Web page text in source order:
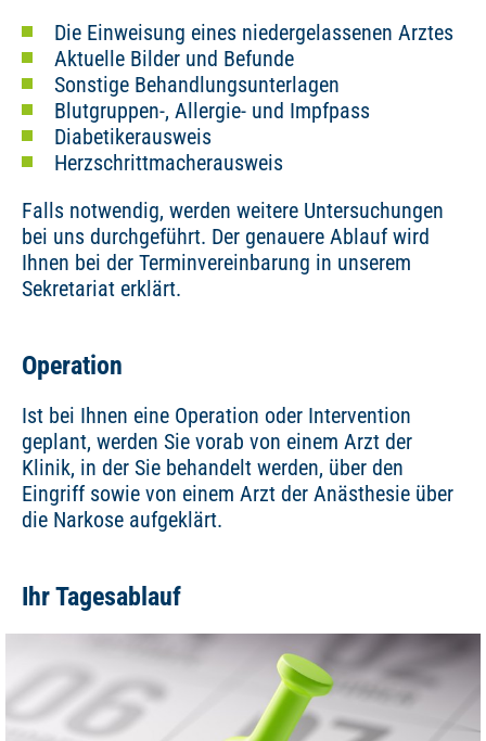
Die Einweisung eines niedergelassenen Arztes
Aktuelle Bilder und Befunde
Sonstige Behandlungsunterlagen
Blutgruppen-, Allergie- und Impfpass
Diabetikerausweis
Herzschrittmacherausweis
Falls notwendig, werden weitere Untersuchungen
bei uns durchgeführt. Der genauere Ablauf wird
Ihnen bei der Terminvereinbarung in unserem
Sekretariat erklärt.
Operation
Ist bei Ihnen eine Operation oder Intervention
geplant, werden Sie vorab von einem Arzt der
Klinik, in der Sie behandelt werden, über den
Eingriff sowie von einem Arzt der Anästhesie über
die Narkose aufgeklärt.
Ihr Tagesablauf